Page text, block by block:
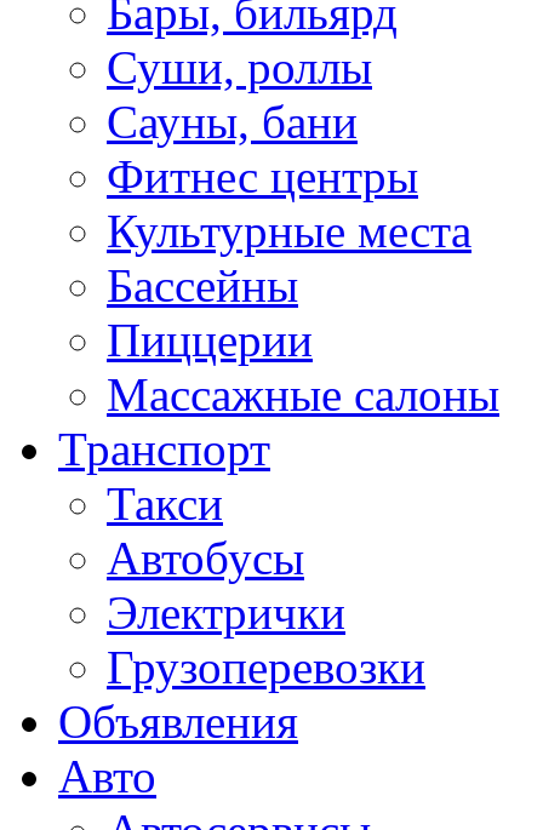
Бары, бильярд
Суши, роллы
Сауны, бани
Фитнес центры
Культурные места
Бассейны
Пиццерии
Массажные салоны
Транспорт
Такси
Автобусы
Электрички
Грузоперевозки
Объявления
Авто